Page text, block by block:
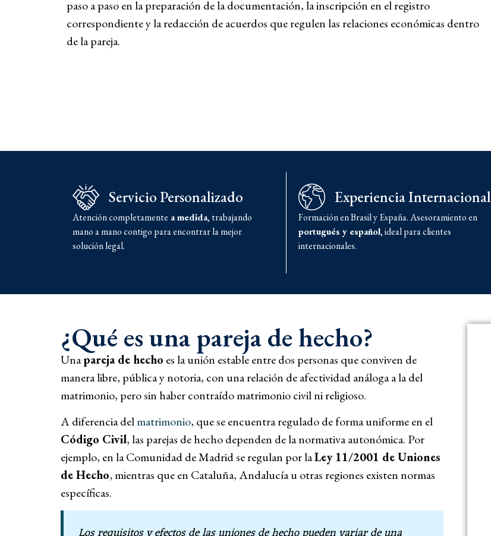
paso a paso en la preparación de la documentación, la inscripción en el registro
correspondiente y la redacción de acuerdos que regulen las relaciones económicas dentro
de la pareja.
Servicio Personalizado
Atención completamente a medida, trabajando
mano a mano contigo para encontrar la mejor
solución legal.
Experiencia Internacional
Formación en Brasil y España. Asesoramiento en
portugués y español, ideal para clientes
internacionales.
¿Qué es una pareja de hecho?
Unapareja de hecho es la unión estable entre dos personas que conviven de
manera libre, pública y notoria, con una relación de afectividad análoga a la del
matrimonio, pero sin haber contraído matrimonio civil ni religioso.
A diferencia delmatrimonio, que se encuentra regulado de forma uniforme en el
Código Civil, las parejas de hecho dependen de la normativa autonómica. Por
ejemplo, en la Comunidad de Madrid se regulan por laLey 11/2001 de Uniones
de Hecho, mientras que en Cataluña, Andalucía u otras regiones existen normas
específicas.